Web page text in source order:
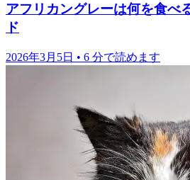
アフリカングレーは何を食べ
ド
2026年3月5日 • 6 分で読めます